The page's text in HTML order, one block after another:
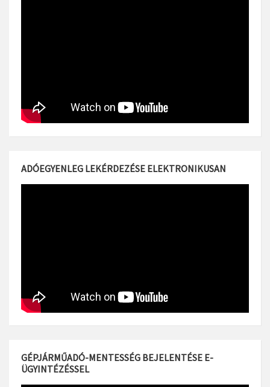
ADÓEGYENLEG LEKÉRDEZÉSE ELEKTRONIKUSAN
GÉPJÁRMŰADÓ-MENTESSÉG BEJELENTÉSE E-
ÜGYINTÉZÉSSEL